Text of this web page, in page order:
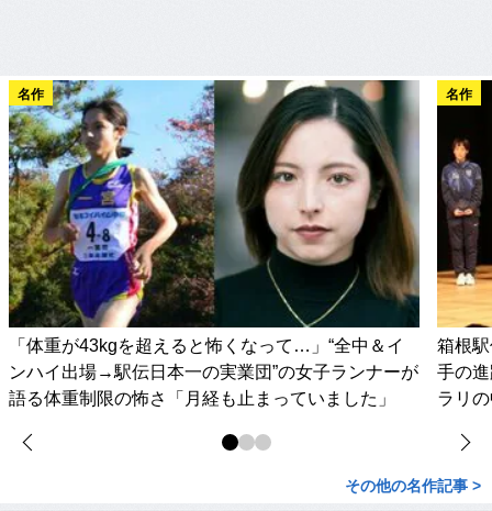
名作
「体重が43kgを超えると怖くなって…」“全中＆イ
ンハイ出場→駅伝日本一の実業団”の女子ランナーが
語る体重制限の怖さ「月経も止まっていました」
名作
箱根
手の
ラリ
その他の名作記事 >